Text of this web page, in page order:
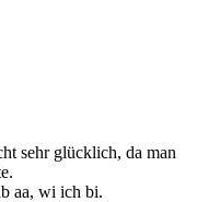
sehr glücklich, da man
aa, wi ich bi.